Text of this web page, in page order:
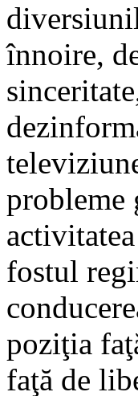
înnoire,
probleme
fostul
poziţia
faţă de